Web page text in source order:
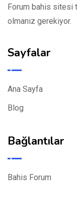
Forum bahis sitesi
olmanız gerekiyor.
Sayfalar
Ana Sayfa
Blog
Bağlantılar
Bahis Forum